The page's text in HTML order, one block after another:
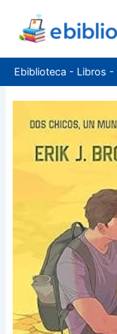
contenido
Ebiblioteca - Libros -